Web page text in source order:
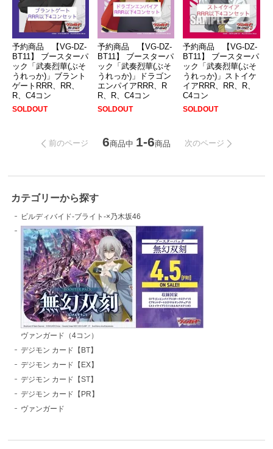
予約商品 【VG-DZ-
BT11】 ブースターパ
ック「武奏烈華(ぶそ
うれっか)」ブラント
ゲートRRR、RR、
R、C4コン
SOLDOUT
予約商品 【VG-DZ-
BT11】 ブースターパ
ック「武奏烈華(ぶそ
うれっか)」ドラゴン
エンパイアRRR、R
R、R、C4コン
SOLDOUT
予約商品 【VG-DZ-
BT11】 ブースターパ
ック「武奏烈華(ぶそ
うれっか)」ストイケ
イアRRR、RR、R、
C4コン
SOLDOUT
前のページ 6商品中 1-6商品 次のページ
カテゴリーから探す
ビルディバイド-ブライト-×乃木坂46
ヴァンガード（4コン）
デジモン カード【BT】
デジモン カード【EX】
デジモン カード【ST】
デジモン カード【PR】
ヴァンガード